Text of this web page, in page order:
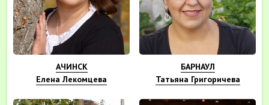
АЧИНСК
Елена Лекомцева
БАРНАУЛ
Татьяна Григоричева